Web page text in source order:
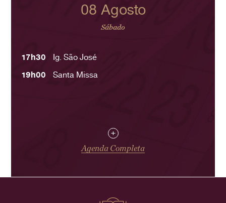
08 Agosto
Sábado
17h30
Ig. São José
19h00
Santa Missa
+
Agenda Completa